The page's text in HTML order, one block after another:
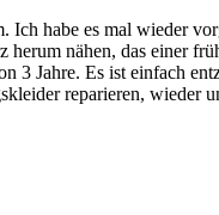
Ich habe es mal wieder
nähen, das einer
3 Jahre. Es ist einfach
reparieren, wieder